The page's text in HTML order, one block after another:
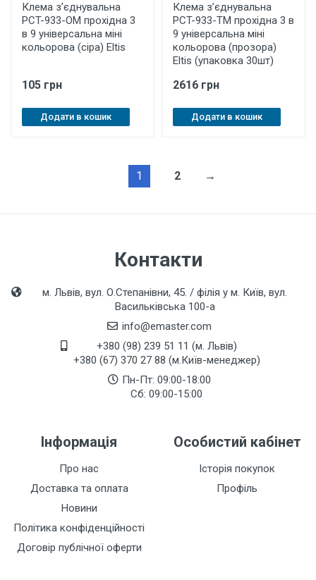
Клема з’єднувальна
PCT-933-OМ прохідна 3
в 9 універсальна міні
кольорова (сіра) Eltis
105 грн
Додати в кошик
Клема з’єднувальна
PCT-933-ТM прохідна 3 в
9 універсальна міні
кольорова (прозора)
Eltis (упаковка 30шт)
2616 грн
Додати в кошик
1 2 →
Контакти
м. Львів, вул. О.Степанівни, 45. / філія у м. Київ, вул.
Васильківська 100-а
info@emaster.com
+380 (98) 239 51 11 (м. Львів)
+380 (67) 370 27 88 (м.Київ-менеджер)
Пн-Пт: 09:00-18:00
Сб: 09:00-15:00
Інформація
Про нас
Доставка та оплата
Новини
Політика конфіденційності
Договір публічної оферти
Особистий кабінет
Історія покупок
Профіль